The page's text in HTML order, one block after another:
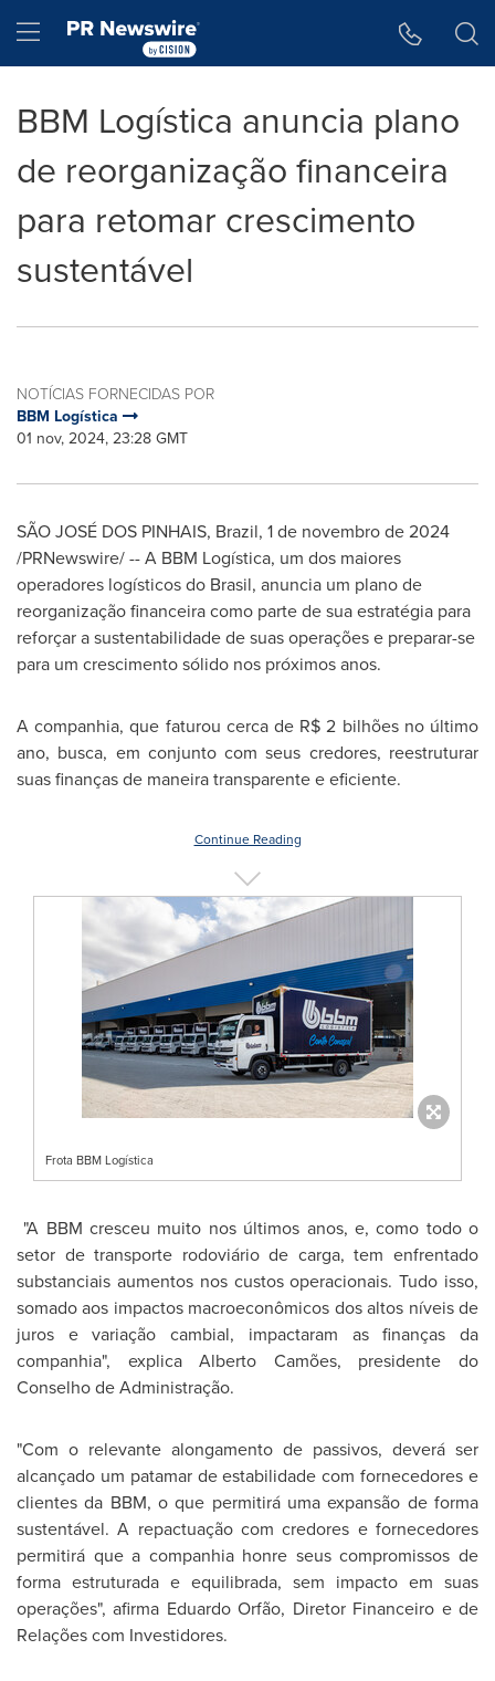
Hamburger menu
BBM Logística anuncia plano
de reorganização financeira
para retomar crescimento
sustentável
NOTÍCIAS FORNECIDAS POR
BBM Logística
01 nov, 2024, 23:28 GMT
SÃO JOSÉ DOS PINHAIS, Brazil, 1 de novembro de 2024
/PRNewswire/ -- A BBM Logística, um dos maiores
operadores logísticos do Brasil, anuncia um plano de
reorganização financeira como parte de sua estratégia para
reforçar a sustentabilidade de suas operações e preparar-se
para um crescimento sólido nos próximos anos.
A companhia, que faturou cerca de R$ 2 bilhões no último
ano, busca, em conjunto com seus credores, reestruturar
suas finanças de maneira transparente e eficiente.
Continue Reading
Frota BBM Logística
"A BBM cresceu muito nos últimos anos, e, como todo o
setor de transporte rodoviário de carga, tem enfrentado
substanciais aumentos nos custos operacionais. Tudo isso,
somado aos impactos macroeconômicos dos altos níveis de
juros e variação cambial, impactaram as finanças da
companhia", explica Alberto Camões, presidente do
Conselho de Administração.
"Com o relevante alongamento de passivos, deverá ser
alcançado um patamar de estabilidade com fornecedores e
clientes da BBM, o que permitirá uma expansão de forma
sustentável. A repactuação com credores e fornecedores
permitirá que a companhia honre seus compromissos de
forma estruturada e equilibrada, sem impacto em suas
operações", afirma Eduardo Orfão, Diretor Financeiro e de
Relações com Investidores.